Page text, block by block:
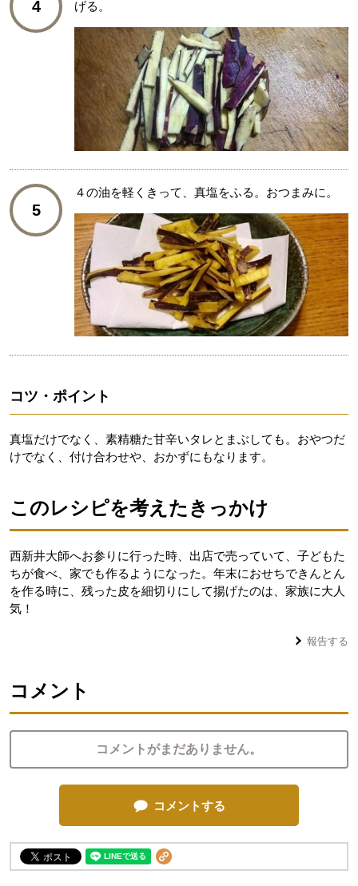
4 げる。
5
４の油を軽くきって、真塩をふる。おつまみに。
コツ・ポイント
真塩だけでなく、素精糖た甘辛いタレとまぶしても。おやつだ
けでなく、付け合わせや、おかずにもなります。
このレシピを考えたきっかけ
西新井大師へお参りに行った時、出店で売っていて、子どもた
ちが食べ、家でも作るようになった。年末におせちできんとん
を作る時に、残った皮を細切りにして揚げたのは、家族に大人
気！
報告する
コメント
コメントがまだありません。
コメントする